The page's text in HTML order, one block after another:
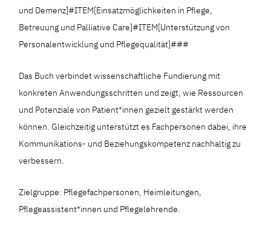
und Demenz]#ITEM[Einsatzmöglichkeiten in Pflege,
Betreuung und Palliative Care]#ITEM[Unterstützung von
Personalentwicklung und Pflegequalität]###
Das Buch verbindet wissenschaftliche Fundierung mit
konkreten Anwendungsschritten und zeigt, wie Ressourcen
und Potenziale von Patient*innen gezielt gestärkt werden
können. Gleichzeitig unterstützt es Fachpersonen dabei, ihre
Kommunikations- und Beziehungskompetenz nachhaltig zu
verbessern.
Zielgruppe: Pflegefachpersonen, Heimleitungen,
Pflegeassistent*innen und Pflegelehrende.